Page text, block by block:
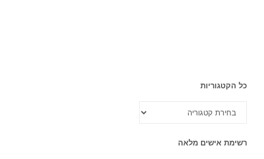
כל הקטגוריות
הקטגוריות
רשימת אישים מלאה